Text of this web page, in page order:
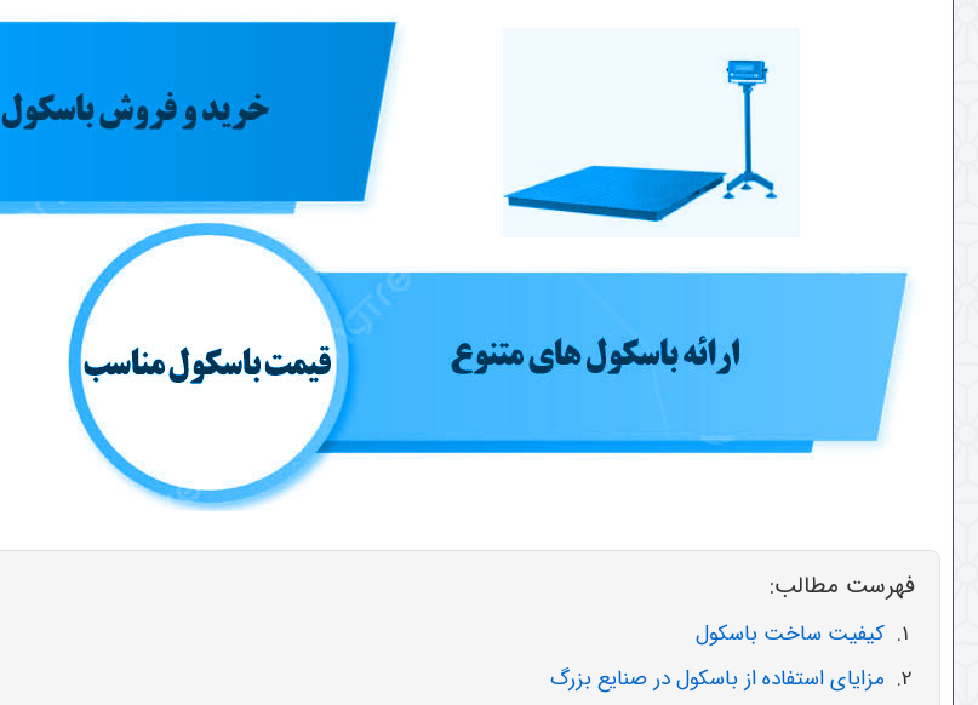
فهرست مطالب:
کیفیت ساخت باسکول
مزایای استفاده از باسکول در صنایع بزرگ